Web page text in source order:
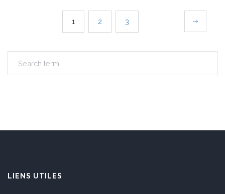
PAGINATION
1 2 3
LIENS UTILES